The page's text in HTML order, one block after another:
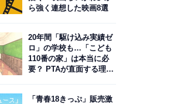
ら強く連想した映画8選
20年間「駆け込み実績ゼ
ロ」の学校も…「こども
110番の家」は本当に必
要？ PTAが直面する理想
「青春18きっぷ」販売激